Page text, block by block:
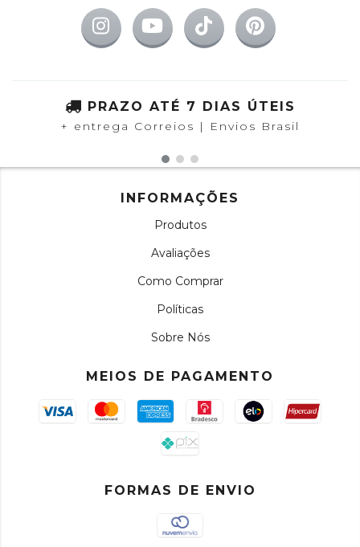
PRAZO ATÉ 7 DIAS ÚTEIS
+ entrega Correios | Envios Brasil
INFORMAÇÕES
Produtos
Avaliações
Como Comprar
Políticas
Sobre Nós
MEIOS DE PAGAMENTO
FORMAS DE ENVIO